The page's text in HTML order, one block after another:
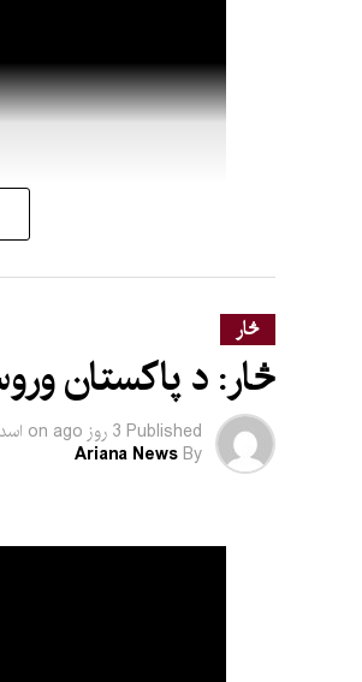
څار
څار: د پاکستان
Published 3 روز ago on اسد ۱۴, ۱۴۰۵
By
Ariana News